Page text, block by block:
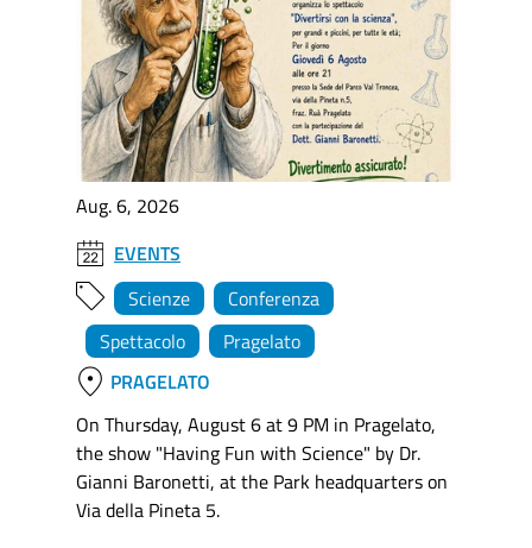
Aug. 6, 2026
EVENTS
Scienze
Conferenza
Spettacolo
Pragelato
location_on PRAGELATO
On Thursday, August 6 at 9 PM in Pragelato,
the show "Having Fun with Science" by Dr.
Gianni Baronetti, at the Park headquarters on
Via della Pineta 5.